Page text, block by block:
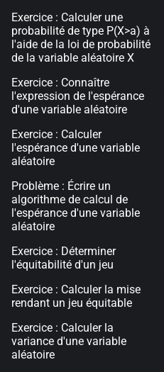
Exercice : Calculer une
probabilité de type P(X>a) à
l'aide de la loi de probabilité
de la variable aléatoire X
Exercice : Connaître
l'expression de l'espérance
d'une variable aléatoire
Exercice : Calculer
l'espérance d'une variable
aléatoire
Problème : Écrire un
algorithme de calcul de
l'espérance d'une variable
aléatoire
Exercice : Déterminer
l'équitabilité d'un jeu
Exercice : Calculer la mise
rendant un jeu équitable
Exercice : Calculer la
variance d'une variable
aléatoire